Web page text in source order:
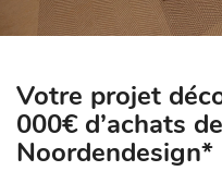
Votre projet
000€ d’achats
Noordendesign*